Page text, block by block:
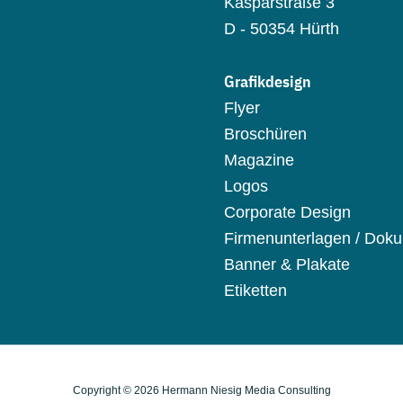
D - 50354 Hürth
Grafikdesign
Flyer
Broschüren
Magazine
Logos
Corporate Design
Firmenunterlagen /
Banner & Plakate
Etiketten
Copyright © 2026 Hermann Niesig Media Consulting